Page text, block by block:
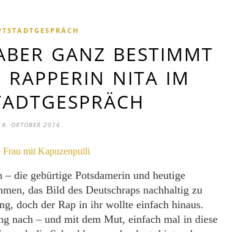
GANZ BESTIMMT
NITA IM H
OKTOBER 2016
die gebürtige Potsdamerin und heutige
das Bild des Deutschraps nachhaltig zu
doch der Rap in ihr wollte einfach hinaus.
nach – und mit dem Mut, einfach mal in diese